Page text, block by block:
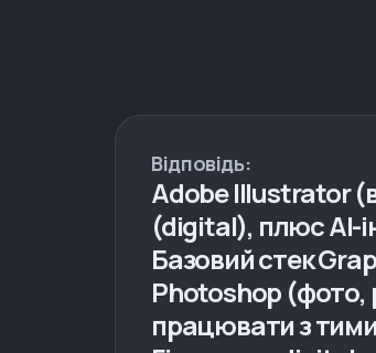
Відповідь:
Adobe Illustrator
(digital), плюс AI-
Базовий стек
Photoshop (фото,
працювати з